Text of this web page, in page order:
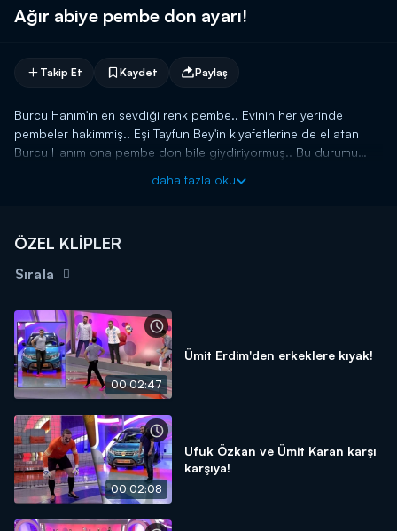
Ağır abiye pembe don ayarı!
Takip Et Kaydet Paylaş
Burcu Hanım'ın en sevdiği renk pembe.. Evinin her yerinde
pembeler hakimmiş.. Eşi Tayfun Bey'in kıyafetlerine de el atan
Burcu Hanım ona pembe don bile giydiriyormuş.. Bu durumu
daha fazla oku
ÖZEL KLİPLER
Sırala
00:02:47
Ümit Erdim'den erkeklere kıyak!
00:02:08
Ufuk Özkan ve Ümit Karan karşı
karşıya!